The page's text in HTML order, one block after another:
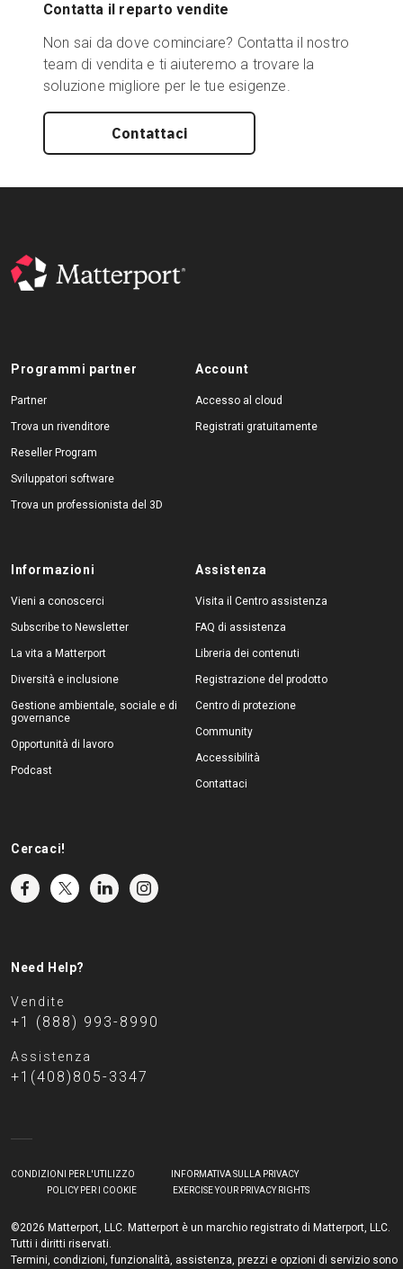
Contatta il reparto vendite
Non sai da dove cominciare? Contatta il nostro
team di vendita e ti aiuteremo a trovare la
soluzione migliore per le tue esigenze.
Contattaci
Programmi partner
Partner
Trova un rivenditore
Reseller Program
Sviluppatori software
Trova un professionista del 3D
Account
Accesso al cloud
Registrati gratuitamente
Informazioni
Vieni a conoscerci
Subscribe to Newsletter
La vita a Matterport
Diversità e inclusione
Gestione ambientale, sociale e di
governance
Opportunità di lavoro
Podcast
Assistenza
Visita il Centro assistenza
FAQ di assistenza
Libreria dei contenuti
Registrazione del prodotto
Centro di protezione
Community
Accessibilità
Contattaci
Cercaci!
Need Help?
Vendite
+1 (888) 993-8990
Assistenza
+1(408)805-3347
©2026 Matterport, LLC. Matterport è un marchio registrato di Matterport, LLC.
Tutti i diritti riservati.
Termini, condizioni, funzionalità, assistenza, prezzi e opzioni di servizio sono
CONDIZIONI PER L'UTILIZZO
INFORMATIVA SULLA PRIVACY
POLICY PER I COOKIE
EXERCISE YOUR PRIVACY RIGHTS